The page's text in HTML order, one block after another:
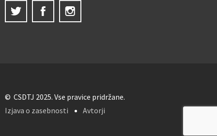
Twitter
Facebook
© CSDTJ 2025. Vse pravice pridržane.
Izjava o zasebnosti
Avtorji